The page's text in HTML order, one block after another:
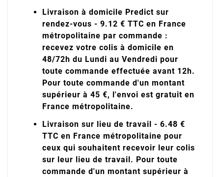
Livraison à domicile Predict sur
rendez-vous - 9.12 € TTC en France
métropolitaine par commande :
recevez votre colis à domicile en
48/72h du Lundi au Vendredi pour
toute commande effectuée avant 12h.
Pour toute commande d'un montant
supérieur à 45 €, l'envoi est gratuit en
France métropolitaine.
Livraison sur lieu de travail - 6.48 €
TTC en France métropolitaine pour
ceux qui souhaitent recevoir leur colis
sur leur lieu de travail. Pour toute
commande d'un montant supérieur à